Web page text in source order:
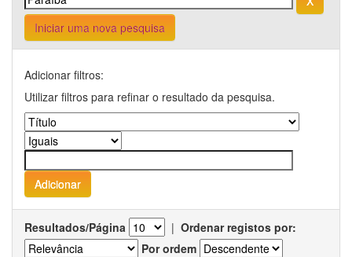
Iniciar uma nova pesquisa
Adicionar filtros:
Utilizar filtros para refinar o resultado da pesquisa.
Resultados/Página | Ordenar registos por:
Por ordem